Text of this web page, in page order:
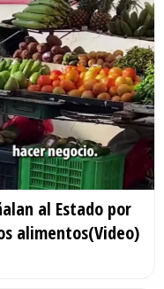
al Estado por
alimentos(Video)